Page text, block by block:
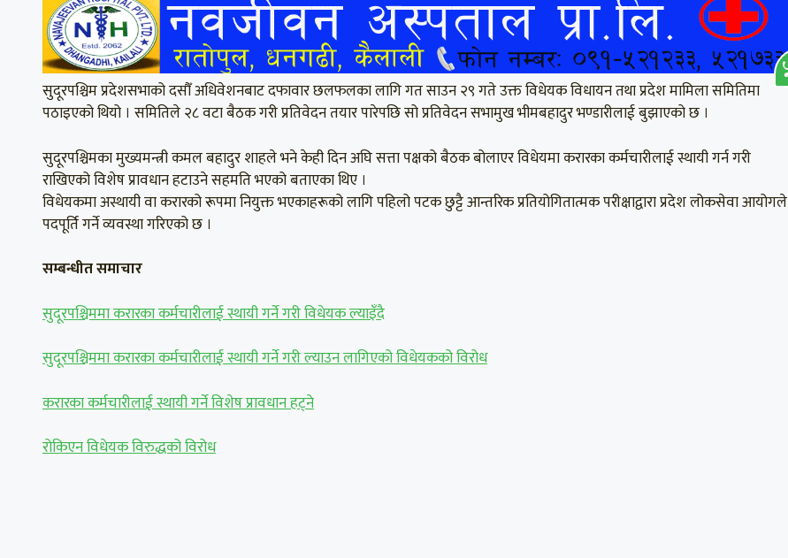
सुदूरपश्चिम प्रदेशसभाको दसौँ अधिवेशनबाट दफावार छलफलका लागि गत साउन २९ गते उक्त विधेयक विधायन तथा प्रदेश मामिला समितिमा
पठाइएको थियो । समितिले २८ वटा बैठक गरी प्रतिवेदन तयार पारेपछि सो प्रतिवेदन सभामुख भीमबहादुर भण्डारीलाई बुझाएको छ ।
सुदूरपश्चिमका मुख्यमन्त्री कमल बहादुर शाहले भने केही दिन अघि सत्ता पक्षको बैठक बोलाएर विधेयमा करारका कर्मचारीलाई स्थायी गर्न गरी
राखिएको विशेष प्रावधान हटाउने सहमति भएको बताएका थिए ।
विधेयकमा अस्थायी वा करारको रूपमा नियुक्त भएकाहरूको लागि पहिलो पटक छुट्टै आन्तरिक प्रतियोगितात्मक परीक्षाद्वारा प्रदेश लोकसेवा आयोगले
पदपूर्ति गर्ने व्यवस्था गरिएको छ ।
सम्बन्धीत समाचार
सुदूरपश्चिममा करारका कर्मचारीलाई स्थायी गर्ने गरी विधेयक ल्याइँदै
सुदूरपश्चिममा करारका कर्मचारीलाई स्थायी गर्ने गरी ल्याउन लागिएको विधेयकको विरोध
करारका कर्मचारीलाई स्थायी गर्ने विशेष प्रावधान हट्ने
रोकिएन विधेयक विरुद्धको विरोध